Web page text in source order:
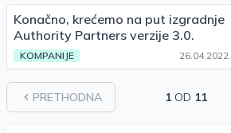
Konačno, krećemo na put izgradnje
Authority Partners verzije 3.0.
KOMPANIJE 26.04.2022.
PRETHODNA 1 OD 11